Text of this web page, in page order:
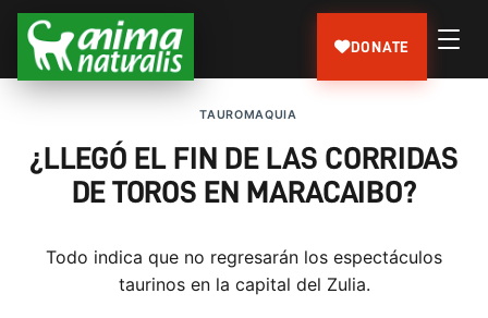
DONATE
TAUROMAQUIA
¿LLEGÓ EL FIN DE LAS CORRIDAS
DE TOROS EN MARACAIBO?
Todo indica que no regresarán los espectáculos
taurinos en la capital del Zulia.